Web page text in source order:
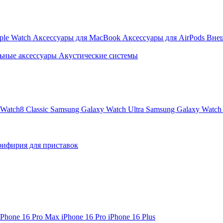
Watch Аксессуары для MacBook Аксессуары для AirPods
аксессуары Акустические системы
Classic Samsung Galaxy Watch Ultra Samsung Galaxy
для приставок
16 Pro Max iPhone 16 Pro iPhone 16 Plus